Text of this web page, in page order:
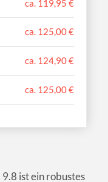
ca. 119,95 €
ca. 125,00 €
ca. 124,90 €
ca. 125,00 €
ist ein robustes